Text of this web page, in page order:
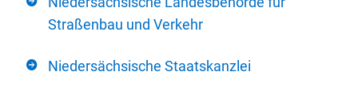
Straßenbau und Verkehr
Niedersächsische Staatskanzlei